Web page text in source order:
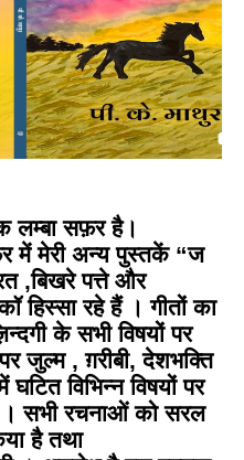
लम्बा सफ़र है।
में मेरी अन्य पुस्तकें“ज
,बिखरे पत्ते और
हिस्सा रहे हैं । गीतों का
के सभी विषयों पर
, ग़रीबी, देशभक्ति
विभिन्न विषयों पर
सभी रचनाओं को सरल
है तथा